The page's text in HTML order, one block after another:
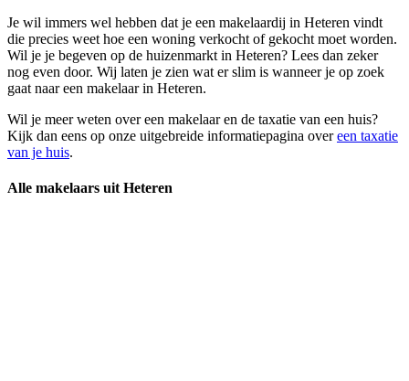
Je wil immers wel hebben dat je een makelaardij in Heteren vindt
die precies weet hoe een woning verkocht of gekocht moet worden.
Wil je je begeven op de huizenmarkt in Heteren? Lees dan zeker
nog even door. Wij laten je zien wat er slim is wanneer je op zoek
gaat naar een makelaar in Heteren.
Wil je meer weten over een makelaar en de taxatie van een huis?
Kijk dan eens op onze uitgebreide informatiepagina overeen taxatie
van je huis.
Alle makelaars uit Heteren